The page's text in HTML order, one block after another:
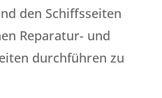
den Schiffsseiten
Reparatur- und
durchführen zu